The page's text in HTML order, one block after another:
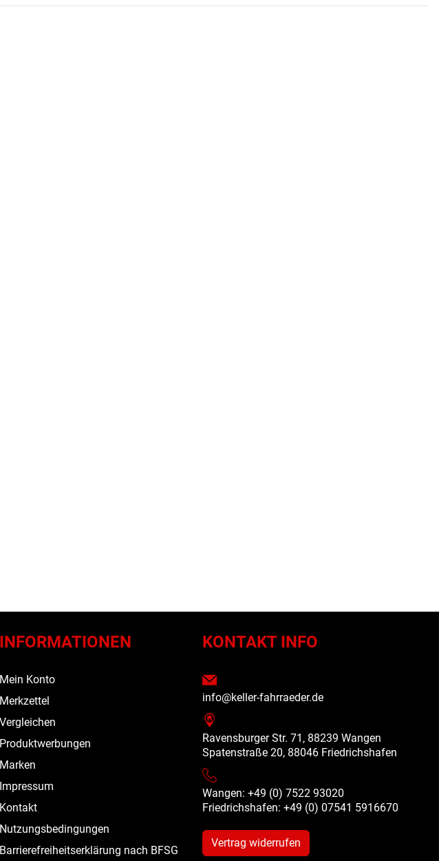
INFORMATIONEN
Mein Konto
Merkzettel
Vergleichen
Produktwerbungen
Marken
Impressum
Kontakt
Nutzungsbedingungen
Barrierefreiheitserklärung nach BFSG
KONTAKT INFO
info@keller-fahrraeder.de
Ravensburger Str. 71, 88239 Wangen
Spatenstraße 20, 88046 Friedrichshafen
Wangen: +49 (0) 7522 93020
Friedrichshafen: +49 (0)07541 5916670
Vertrag widerrufen